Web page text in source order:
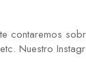
contaremos
Nuestro